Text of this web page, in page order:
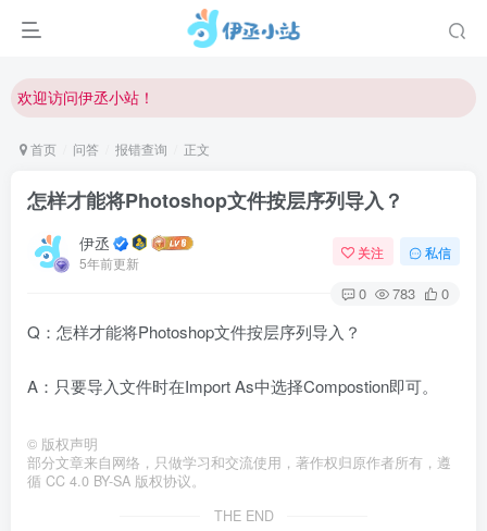
欢迎访问伊丞小站！
欢迎反馈网站中存在的问题和建议！
欢迎访问伊丞小站！
首页 问答 报错查询 正文
怎样才能将Photoshop文件按层序列导入？
伊丞
5年前更新
关注 私信
0 783 0
Q：怎样才能将Photoshop文件按层序列导入？
A：只要导入文件时在Import As中选择Compostion即可。
© 版权声明
部分文章来自网络，只做学习和交流使用，著作权归原作者所有，遵
循 CC 4.0 BY-SA 版权协议。
THE END